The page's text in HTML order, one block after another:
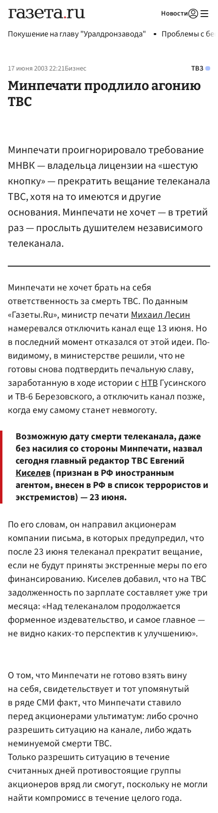
Новости
Покушение на главу "Уралдронзавода" Проблемы с
17 июня 2003 22:21Бизнес ТВЗ
Минпечати продлило агонию
ТВС
Минпечати проигнорировало требование
МНВК — владельца лицензии на «шестую
кнопку» — прекратить вещание телеканала
ТВС, хотя на то имеются и другие
основания. Минпечати не хочет — в третий
раз — прослыть душителем независимого
телеканала.
Минпечати не хочет брать на себя
ответственность за смерть ТВС. По данным
«Газеты.Ru», министр печати Михаил Лесин
намеревался отключить канал еще 13 июня. Но
в последний момент отказался от этой идеи. По-
видимому, в министерстве решили, что не
готовы снова подтвердить печальную славу,
заработанную в ходе истории с НТВГусинского
и ТВ-6 Березовского, а отключить канал позже,
когда ему самому станет невмоготу.
Возможную дату смерти телеканала, даже
без насилия со стороны Минпечати, назвал
сегодня главный редактор ТВС Евгений
Киселев(признан в РФ иностранным
агентом, внесен в РФ в список террористов и
экстремистов) — 23 июня.
По его словам, он направил акционерам
компании письма, в которых предупредил, что
после 23 июня телеканал прекратит вещание,
если не будут приняты экстренные меры по его
финансированию. Киселев добавил, что на ТВС
задолженность по зарплате составляет уже три
месяца: «Над телеканалом продолжается
форменное издевательство, и самое главное —
не видно каких-то перспектив к улучшению».
О том, что Минпечати не готово взять вину
на себя, свидетельствует и тот упомянутый
в ряде СМИ факт, что Минпечати ставило
перед акционерами ультиматум: либо срочно
разрешить ситуацию на канале, либо ждать
неминуемой смерти ТВС.
Только разрешить ситуацию в течение
считанных дней противостоящие группы
акционеров вряд ли смогут, поскольку не могли
найти компромисс в течение целого года.